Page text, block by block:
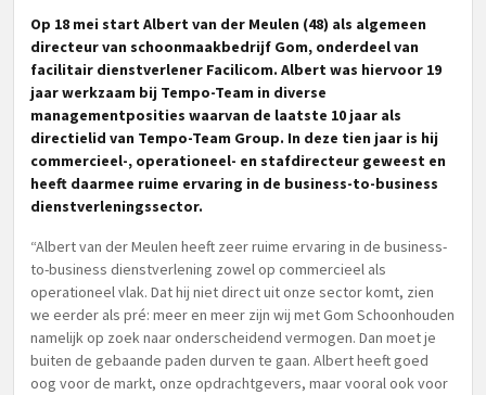
Op 18 mei start Albert van der Meulen (48) als algemeen
directeur van schoonmaakbedrijf Gom, onderdeel van
facilitair dienstverlener Facilicom. Albert was hiervoor 19
jaar werkzaam bij Tempo-Team in diverse
managementposities waarvan de laatste 10 jaar als
directielid van Tempo-Team Group. In deze tien jaar is hij
commercieel-, operationeel- en stafdirecteur geweest en
heeft daarmee ruime ervaring in de business-to-business
dienstverleningssector.
“Albert van der Meulen heeft zeer ruime ervaring in de business-
to-business dienstverlening zowel op commercieel als
operationeel vlak. Dat hij niet direct uit onze sector komt, zien
we eerder als pré: meer en meer zijn wij met Gom Schoonhouden
namelijk op zoek naar onderscheidend vermogen. Dan moet je
buiten de gebaande paden durven te gaan. Albert heeft goed
oog voor de markt, onze opdrachtgevers, maar vooral ook voor